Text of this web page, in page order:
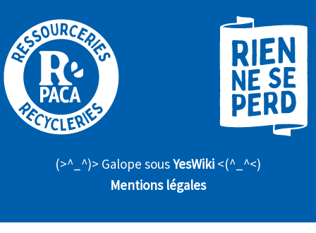
(>^_^)> Galope sousYesWiki <(^_^<)
Mentions légales